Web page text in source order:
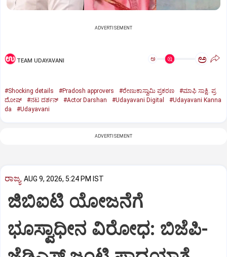
ADVERTISEMENT
TEAM UDAYAVANI ಅ ಅ
#Shocking details #Pradosh approvers #ರೇಣುಕಾಸ್ವಾಮಿ ಪ್ರಕರಣ
#ಮಾಫಿ ಸಾಕ್ಷಿ. ಪ್ರ
ದೋಷ್‌
#ನಟ ದರ್ಶನ್‌ #Actor Darshan #Udayavani Digital
#Udayavani Kanna
da
#Udayavani
ADVERTISEMENT
ರಾಜ್ಯ AUG 9, 2026, 5:24 PM IST
ಜಿಬಿಐಟಿ ಯೋಜನೆಗೆ
ಭೂಸ್ವಾಧೀನ ವಿರೋಧ: ಬಿಜೆಪಿ-